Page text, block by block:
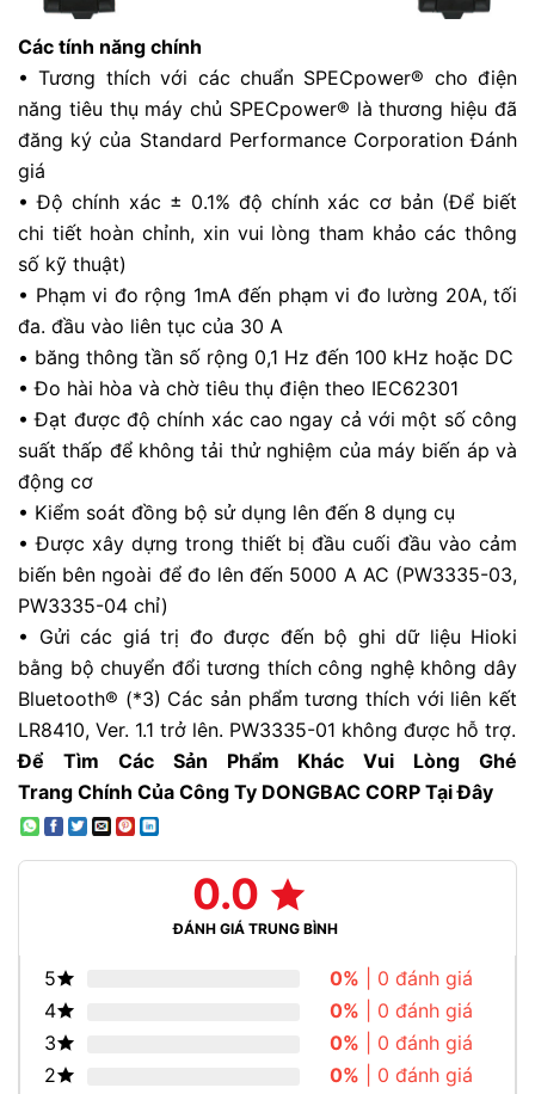
Các tính năng chính
• Tương thích với các chuẩn SPECpower® cho điện
năng tiêu thụ máy chủ SPECpower® là thương hiệu đã
đăng ký của Standard Performance Corporation Đánh
giá
• Độ chính xác ± 0.1% độ chính xác cơ bản (Để biết
chi tiết hoàn chỉnh, xin vui lòng tham khảo các thông
số kỹ thuật)
• Phạm vi đo rộng 1mA đến phạm vi đo lường 20A, tối
đa. đầu vào liên tục của 30 A
• băng thông tần số rộng 0,1 Hz đến 100 kHz hoặc DC
• Đo hài hòa và chờ tiêu thụ điện theo IEC62301
• Đạt được độ chính xác cao ngay cả với một số công
suất thấp để không tải thử nghiệm của máy biến áp và
động cơ
• Kiểm soát đồng bộ sử dụng lên đến 8 dụng cụ
• Được xây dựng trong thiết bị đầu cuối đầu vào cảm
biến bên ngoài để đo lên đến 5000 A AC (PW3335-03,
PW3335-04 chỉ)
• Gửi các giá trị đo được đến bộ ghi dữ liệu Hioki
bằng bộ chuyển đổi tương thích công nghệ không dây
Bluetooth® (*3) Các sản phẩm tương thích với liên kết
LR8410, Ver. 1.1 trở lên. PW3335-01 không được hỗ trợ.
Để Tìm Các Sản Phẩm Khác Vui Lòng Ghé
Trang Chính Của Công Ty DONGBAC CORP Tại Đây
0.0
ĐÁNH GIÁ TRUNG BÌNH
5 0% | 0 đánh giá
4
0% | 0 đánh giá
3
0% | 0 đánh giá
2
0% | 0 đánh giá